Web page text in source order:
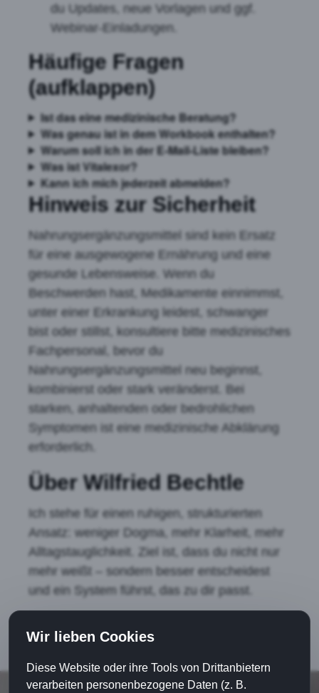
du Updates, neue Vorlagen und ggf.
Webinar-Einladungen.
Häufige Fragen
(aufklappen)
Ist das eine medizinische Beratung?
Was genau ist in dem Workbook enthalten?
Warum soll ich in der E-Mail-Liste bleiben?
Was ist Vitalexor?
Kann ich mich jederzeit abmelden?
Hinweis zur Sicherheit
Nahrungsergänzungsmittel sind kein Ersatz
für eine ausgewogene Ernährung und eine
gesunde Lebensweise. Wenn du
Beschwerden hast, Medikamente einnimmst,
unter einer Erkrankung leidest, schwanger
bist oder stillst, konsultiere bitte medizinisches
Fachpersonal, bevor du
Nahrungsergänzungsmittel neu beginnst,
kombinierst oder stark veränderst. Bei
starken, anhaltenden oder bedrohlichen
Symptomen ist eine medizinische Abklärung
erforderlich.
Über Wilfried Bechtle
Ich stehe für einen ruhigen, strukturierten
Ansatz: weniger Dogma, mehr Klarheit, mehr
Alltagstauglichkeit. Ziel ist, dass du nicht nur
mehr weißt – sondern besser entscheidest
und ein System führst, das zu dir passt.
Wir lieben Cookies
Diese Website oder ihre Tools von Drittanbietern
verarbeiten personenbezogene Daten (z. B.